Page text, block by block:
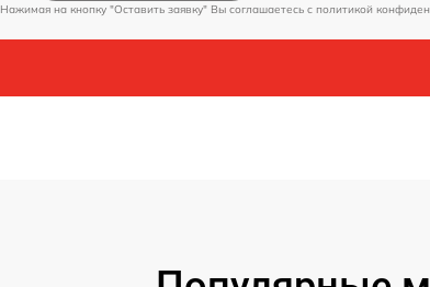
Нажимая на кнопку "Оставить заявку" Вы соглашаетесь c политикой